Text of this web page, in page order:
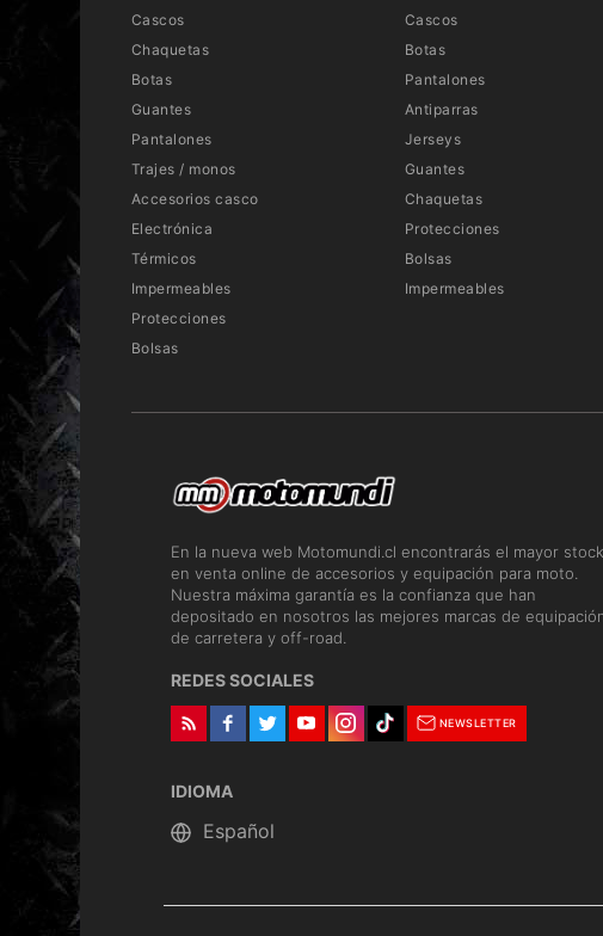
Cascos
Chaquetas
Botas
Guantes
Pantalones
Trajes / monos
Accesorios casco
Electrónica
Térmicos
Impermeables
Protecciones
Bolsas
Cascos
Botas
Pantalones
Antiparras
Jerseys
Guantes
Chaquetas
Protecciones
Bolsas
Impermeables
En la nueva web Motomundi.cl encontrarás el mayor stock
en venta online de accesorios y equipación para moto.
Nuestra máxima garantía es la confianza que han
depositado en nosotros las mejores marcas de
de carretera y off-road.
REDES SOCIALES
NEWSLETTER
IDIOMA